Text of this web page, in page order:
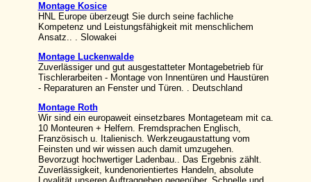
Montage Kosice
HNL Europe überzeugt Sie durch seine fachliche
Kompetenz und Leistungsfähigkeit mit menschlichem
Ansatz.. . Slowakei
Montage Luckenwalde
Zuverlässiger und gut ausgestatteter Montagebetrieb für
Tischlerarbeiten - Montage von Innentüren und Haustüren
- Reparaturen an Fenster und Türen. . Deutschland
Montage Roth
Wir sind ein europaweit einsetzbares Montageteam mit ca.
10 Monteuren + Helfern. Fremdsprachen Englisch,
Französisch u. Italienisch. Werkzeugaustattung vom
Feinsten und wir wissen auch damit umzugehen.
Bevorzugt hochwertiger Ladenbau.. Das Ergebnis zählt.
Zuverlässigkeit, kundenorientiertes Handeln, absolute